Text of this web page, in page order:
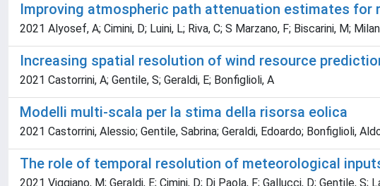
Improving atmospheric path attenuation estimates
2021 Alyosef, A; Cimini, D; Luini, L; Riva, C; S Marzano, F; Biscarini, M;
Increasing spatial resolution of wind resource
2021 Castorrini, A; Gentile, S; Geraldi, E; Bonfiglioli, A
Modelli multi-scala per la stima della risorsa eolica
2021 Castorrini, Alessio; Gentile, Sabrina; Geraldi, Edoardo; Bonfiglioli,
The role of temporal resolution of meteorological
2021 Viggiano, M; Geraldi, E; Cimini, D; Di Paola, F; Gallucci, D; Gentile, S;